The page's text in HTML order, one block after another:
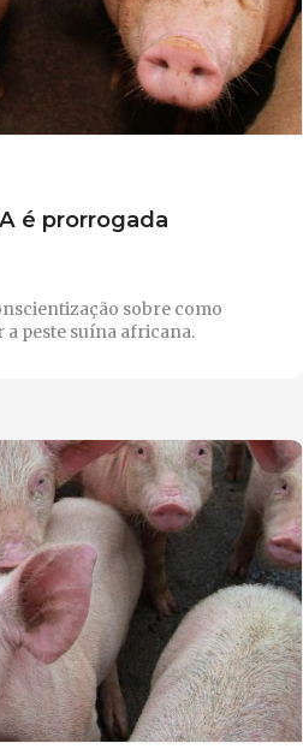
é prorrogada
sobre como
peste suína africana.